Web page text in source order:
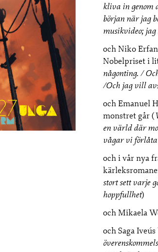
kliva in genom
början när jag
musikvideo;
och Niko
Nobelpriset i
någonting. /
/Och jag vill
och Emanuel
monstret går (
en värld där
vågar vi förlåta
och i vår nya
stort sett varje
hoppfullhet)
och Mikaela
och Saga